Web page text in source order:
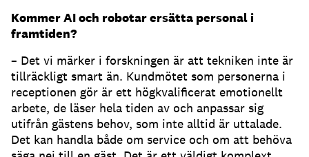
Kommer AI och robotar ersätta personal i
framtiden?
– Det vi märker i forskningen är att tekniken inte är
tillräckligt smart än. Kundmötet som personerna i
receptionen gör är ett högkvalificerat emotionellt
arbete, de läser hela tiden av och anpassar sig
utifrån gästens behov, som inte alltid är uttalade.
Det kan handla både om service och om att behöva